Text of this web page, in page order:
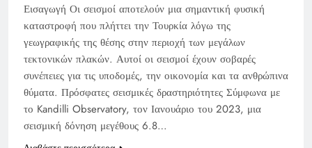
Εισαγωγή Οι σεισμοί αποτελούν μια σημαντική φυσική
καταστροφή που πλήττει την Τουρκία λόγω της
γεωγραφικής της θέσης στην περιοχή των μεγάλων
τεκτονικών πλακών. Αυτοί οι σεισμοί έχουν σοβαρές
συνέπειες για τις υποδομές, την οικονομία και τα ανθρώπινα
θύματα. Πρόσφατες σεισμικές δραστηριότητες Σύμφωνα με
το Kandilli Observatory, τον Ιανουάριο του 2023, μια
σεισμική δόνηση μεγέθους 6.8…